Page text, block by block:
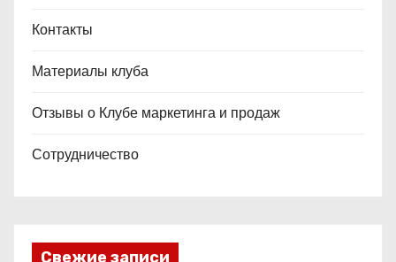
Контакты
Материалы клуба
Отзывы о Клубе маркетинга и продаж
Сотрудничество
Свежие записи